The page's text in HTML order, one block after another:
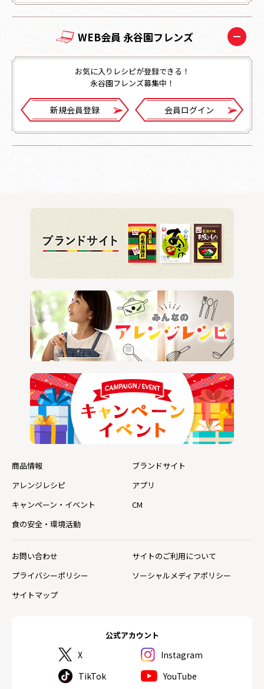
WEB会員 永谷園フレンズ
お気に入りレシピが登録できる！
永谷園フレンズ募集中！
新規会員登録 会員ログイン
公式アカウント
X
Instagram
TikTok
YouTube
商品情報
ブランドサイト
アレンジレシピ
アプリ
キャンペーン・イベント
CM
食の安全・環境活動
お問い合わせ
サイトのご利用について
プライバシーポリシー
ソーシャルメディアポリシー
サイトマップ